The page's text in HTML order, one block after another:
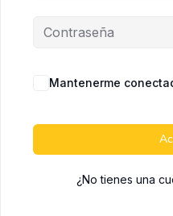
Mantenerme
¿No tienes una